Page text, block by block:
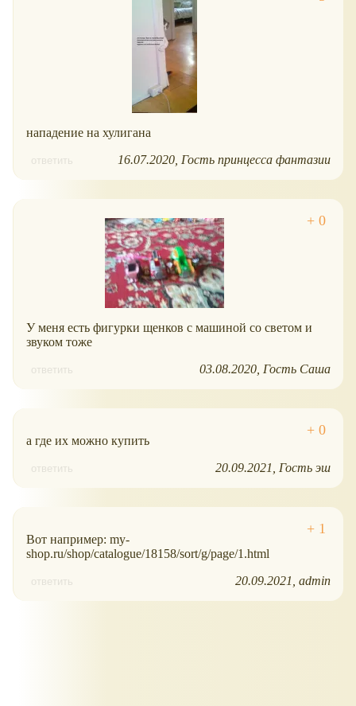
нападение на хулигана
ответить 16.07.2020 Гость принцесса фантазии
У меня есть фигурки щенков с машиной со светом и
звуком тоже
ответить 03.08.2020 Гость Саша
а где их можно купить
ответить 20.09.2021 Гость эш
Вот например: my-
shop.ru/shop/catalogue/18158/sort/g/page/1.html
ответить 20.09.2021 admin